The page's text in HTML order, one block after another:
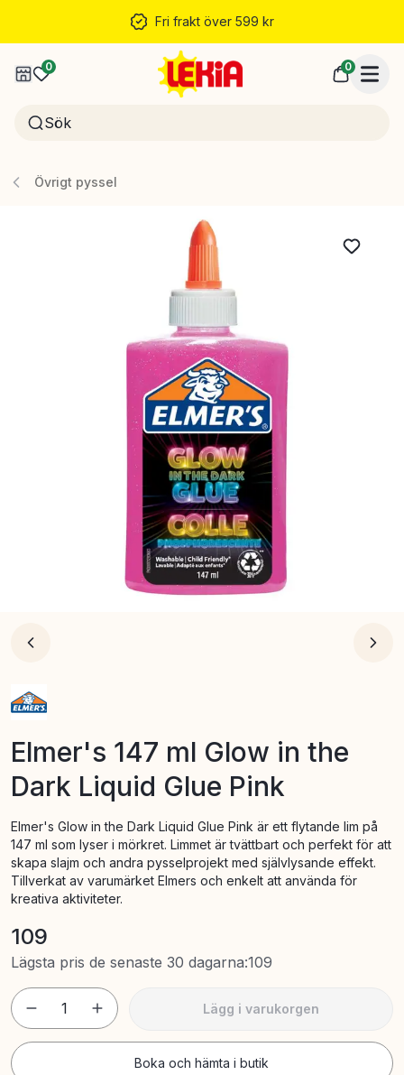
Fri frakt över 599 kr
0 0
Övrigt pyssel
Elmer's 147 ml Glow in the
Dark Liquid Glue Pink
Elmer's Glow in the Dark Liquid Glue Pink är ett flytande lim på
147 ml som lyser i mörkret. Limmet är tvättbart och perfekt för att
skapa slajm och andra pysselprojekt med självlysande effekt.
Tillverkat av varumärket Elmers och enkelt att använda för
kreativa aktiviteter.
109
Lägsta pris de senaste 30 dagarna:109
1 Lägg i varukorgen
Boka och hämta i butik